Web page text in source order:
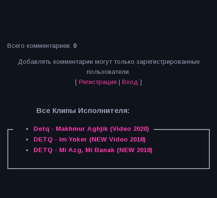
Всего комментариев: 0
Добавлять комментарии могут только зарегистрированные
пользователи.
[ Регистрация | Вход ]
Все Клипы Исполнителя:
Detq - Makhmur Aghjik (Video 2020)
DETQ - Im Ynker (NEW Video 2018)
DETQ - Mi Azg, Mi Banak (NEW 2018)